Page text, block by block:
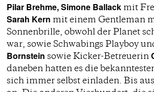
Pilar Brehme, Simone Ballackmit
Sarah Kern mit einem Gentleman
Sonnenbrille, obwohl der Planet
war, sowie Schwabings Playboy
Bornstein sowie Kicker-Betreuerin
daneben hatten es die
sich immer selbst einladen. Bis